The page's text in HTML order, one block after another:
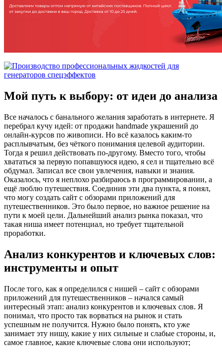
Мой путь к выбору: от идеи до анализа
Все началось с банального желания заработать в интернете. Я
перебрал кучу идей: от продажи handmade украшений до
онлайн-курсов по живописи. Но всё казалось каким-то
расплывчатым, без чёткого понимания целевой аудитории.
Тогда я решил действовать по-другому. Вместо того, чтобы
хвататься за первую попавшуюся идею, я сел и тщательно всё
обдумал. Записал все свои увлечения, навыки и знания.
Оказалось, что я неплохо разбираюсь в программировании, а
ещё люблю путешествия. Соединив эти два пункта, я понял,
что могу создать сайт с обзорами приложений для
путешественников. Это было первое, но важное решение на
пути к моей цели. Дальнейший анализ рынка показал, что
такая ниша имеет потенциал, но требует тщательной
проработки.
Анализ конкурентов и ключевых слов:
инструменты и опыт
После того, как я определился с нишей – сайт с обзорами
приложений для путешественников – начался самый
интересный этап: анализ конкурентов и ключевых слов. Я
понимал, что просто так ворваться на рынок и стать
успешным не получится. Нужно было понять, кто уже
занимает эту нишу, какие у них сильные и слабые стороны, и,
самое главное, какие ключевые слова они используют;